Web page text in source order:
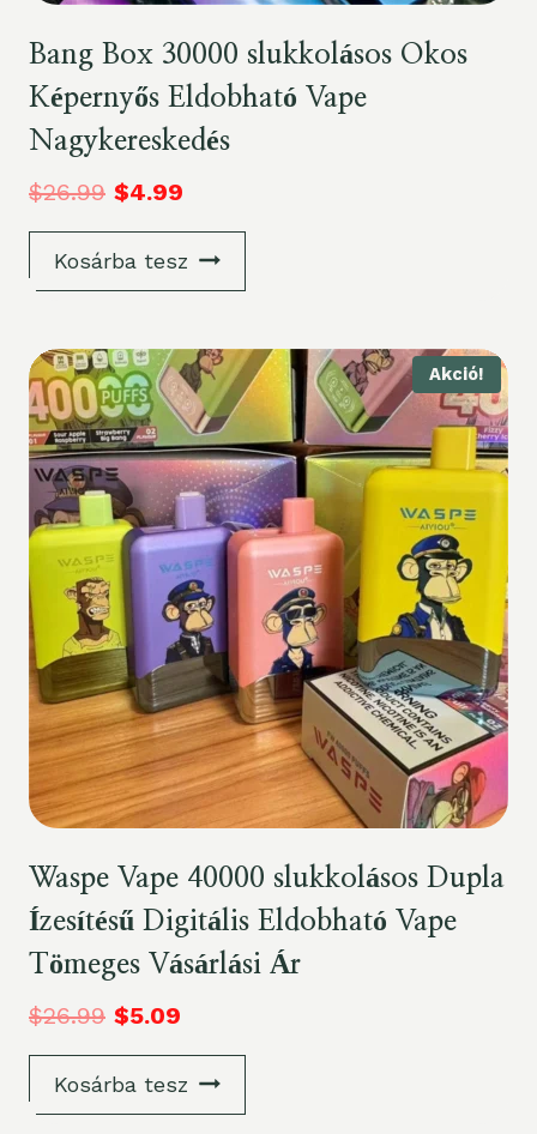
Bang Box 30000 slukkolásos Okos
Képernyős Eldobható Vape
Nagykereskedés
$26.99 $4.99
Kosárba tesz
Akció!
Waspe Vape 40000 slukkolásos Dupla
Ízesítésű Digitális Eldobható Vape
Tömeges Vásárlási Ár
$26.99 $5.09
Kosárba tesz